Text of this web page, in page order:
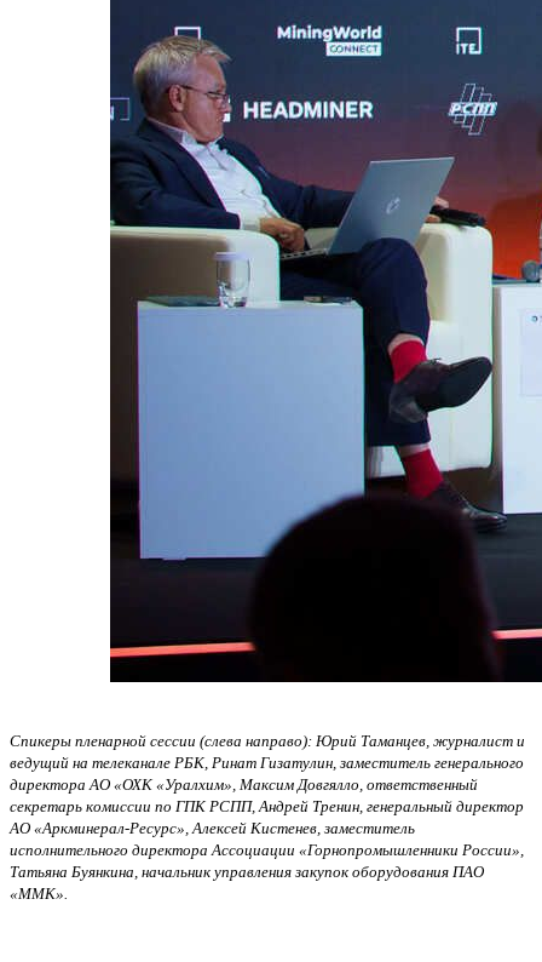
Спикеры пленарной сессии (слева направо): Юрий Таманцев, журналист и
ведущий на телеканале РБК, Ринат Гизатулин, заместитель генерального
директора АО «ОХК «Уралхим», Максим Довгялло, ответственный
секретарь комиссии по ГПК РСПП, Андрей Тренин, генеральный директор
АО «Аркминерал-Ресурс», Алексей Кистенев, заместитель
исполнительного директора Ассоциации «Горнопромышленники России»,
Татьяна Буянкина, начальник управления закупок оборудования ПАО
«ММК».